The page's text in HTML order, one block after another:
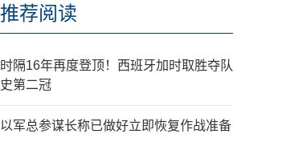
推荐阅读
时隔16年再度登顶！西班牙加时取胜夺队
史第二冠
以军总参谋长称已做好立即恢复作战准备